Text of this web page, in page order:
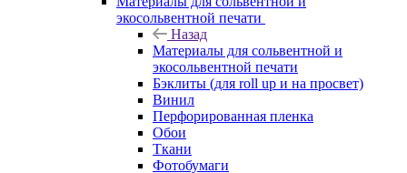
экосольвентной печати
Назад
Материалы для сольвентной и
экосольвентной печати
Бэклиты (для roll up и на просвет)
Винил
Перфорированная пленка
Обои
Ткани
Фотобумаги